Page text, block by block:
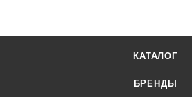
КАТАЛОГ
БРЕНДЫ